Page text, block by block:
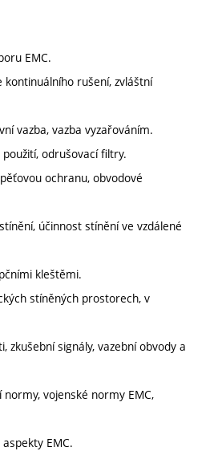
EMC.
rušení, zvláštní
vazba, vazba vyzařováním.
odrušovací filtry.
ochranu, obvodové
účinnost stínění ve vzdálené
kleštěmi.
stíněných prostorech, v
signály, vazební obvody a
vojenské normy EMC,
EMC.